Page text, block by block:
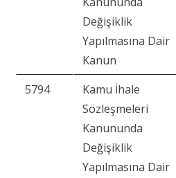
Değişiklik
Yapılmasına Dair
Kanun
5794
Kamu İhale
Sözleşmeleri
Kanununda
Değişiklik
Yapılmasına Dair